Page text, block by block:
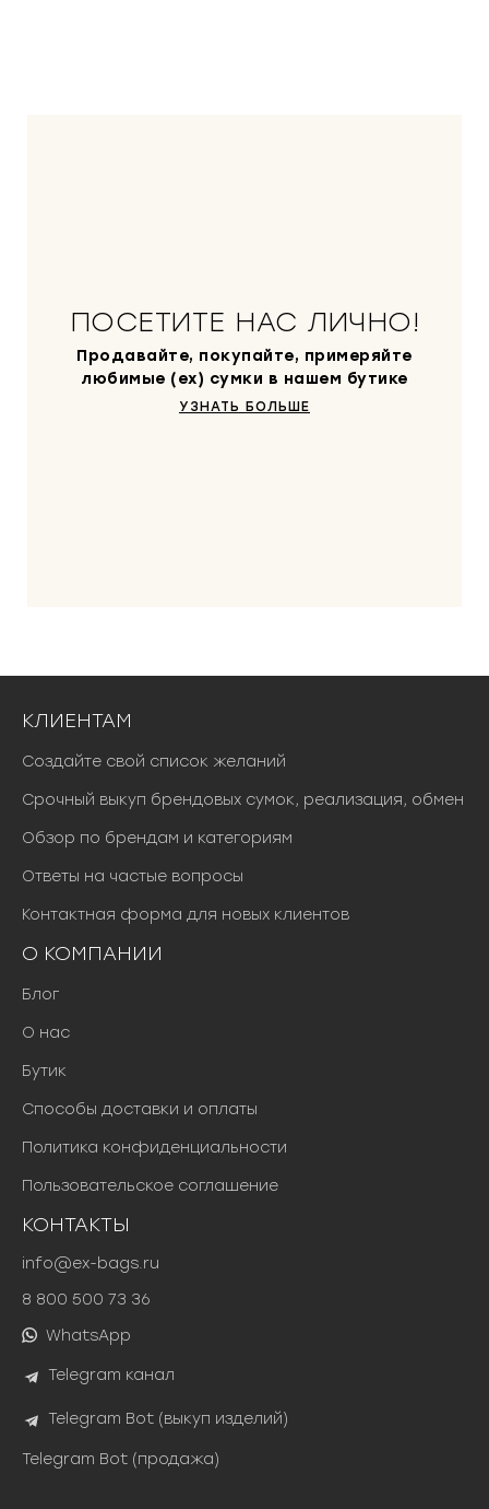
ПОСЕТИТЕ НАС ЛИЧНО!
Продавайте, покупайте, примеряйте
любимые (ex) сумки в нашем бутике
УЗНАТЬ БОЛЬШЕ
КЛИЕНТАМ
Создайте свой список желаний
Срочный выкуп брендовых сумок, реализация, обмен
Обзор по брендам и категориям
Ответы на частые вопросы
Контактная форма для новых клиентов
О КОМПАНИИ
Блог
О нас
Бутик
Способы доставки и оплаты
Политика конфиденциальности
Пользовательское соглашение
КОНТАКТЫ
info@ex-bags.ru
8 800 500 73 36
WhatsApp
Telegram канал
Telegram Bot (выкуп изделий)
Telegram Bot (продажа)